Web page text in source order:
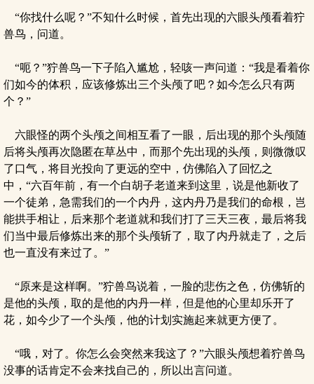
“你找什么呢？”不知什么时候，首先出现的六眼头颅看着狞
兽鸟，问道。
“呃？”狞兽鸟一下子陷入尴尬，轻咳一声问道：“我是看着你
们如今的体积，应该修炼出三个头颅了吧？如今怎么只有两
个？”
六眼怪的两个头颅之间相互看了一眼，后出现的那个头颅随
后将头颅再次隐匿在草丛中，而那个先出现的头颅，则微微叹
了口气，将目光投向了更远的空中，仿佛陷入了回忆之
中，“六百年前，有一个白胡子老道来到这里，说是他新收了
一个徒弟，急需我们的一个内丹，这内丹乃是我们的命根，岂
能拱手相让，后来那个老道就和我们打了三天三夜，最后将我
们当中最后修炼出来的那个头颅斩了，取了内丹就走了，之后
也一直没有来过了。”
“原来是这样啊。”狞兽鸟说着，一脸的悲伤之色，仿佛斩的
是他的头颅，取的是他的内丹一样，但是他的心里却乐开了
花，如今少了一个头颅，他的计划实施起来就更方便了。
“哦，对了。你怎么会突然来我这了？”六眼头颅想着狞兽鸟
没事的话肯定不会来找自己的，所以出言问道。